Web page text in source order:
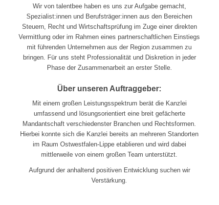
Wir von talentbee haben es uns zur Aufgabe gemacht,
Spezialist:innen und Berufsträger:innen aus den Bereichen
Steuern, Recht und Wirtschaftsprüfung im Zuge einer direkten
Vermittlung oder im Rahmen eines partnerschaftlichen Einstiegs
mit führenden Unternehmen aus der Region zusammen zu
bringen. Für uns steht Professionalität und Diskretion in jeder
Phase der Zusammenarbeit an erster Stelle.
Über unseren Auftraggeber:
Mit einem großen Leistungsspektrum berät die Kanzlei
umfassend und lösungsorientiert eine breit gefächerte
Mandantschaft verschiedenster Branchen und Rechtsformen.
Hierbei konnte sich die Kanzlei bereits an mehreren Standorten
im Raum Ostwestfalen-Lippe etablieren und wird dabei
mittlerweile von einem großen Team unterstützt.
Aufgrund der anhaltend positiven Entwicklung suchen wir
Verstärkung.